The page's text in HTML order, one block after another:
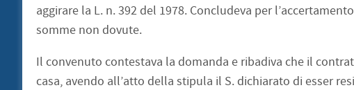
aggirare la L. n. 392 del 1978. Concludeva per
somme non dovute.
Il convenuto contestava la domanda e ribadiva che il
casa, avendo all’atto della stipula il S. dichiarato di esser